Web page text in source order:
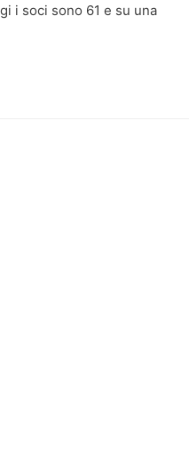
i soci sono 61 e su una